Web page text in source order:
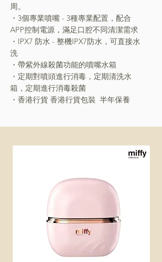
周。
・3個專業噴嘴 - 3種專業配置，配合
APP控制電源，滿足口腔不同清潔需求
・IPX7 防水 - 整機IPX7防水，可直接水
洗
・帶紫外線殺菌功能的噴嘴水箱
・定期對噴頭進行消毒，定期清洗水
箱，定期進行消毒殺菌
・香港行貨 香港行貨包裝 半年保養